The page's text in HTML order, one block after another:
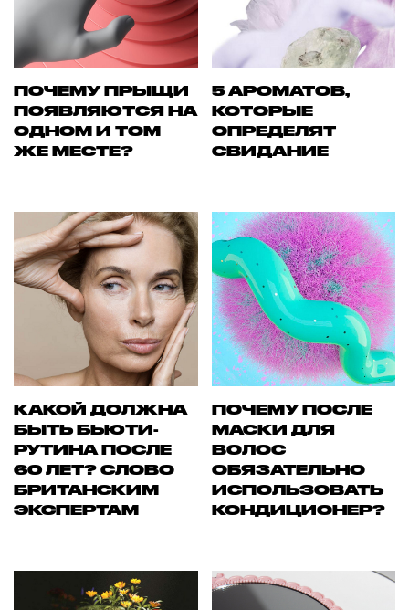
ПОЧЕМУ ПРЫЩИ
ПОЯВЛЯЮТСЯ НА
ОДНОМ И ТОМ
ЖЕ МЕСТЕ?
5 АРОМАТОВ,
КОТОРЫЕ
ОПРЕДЕЛЯТ
СВИДАНИЕ
КАКОЙ ДОЛЖНА
БЫТЬ БЬЮТИ-
РУТИНА ПОСЛЕ
60 ЛЕТ? СЛОВО
БРИТАНСКИМ
ЭКСПЕРТАМ
ПОЧЕМУ ПОСЛЕ
МАСКИ ДЛЯ
ВОЛОС
ОБЯЗАТЕЛЬНО
ИСПОЛЬЗОВАТЬ
КОНДИЦИОНЕР?